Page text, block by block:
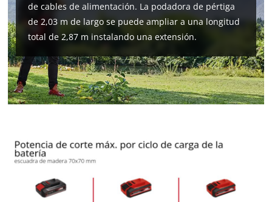
de cables de alimentación. La podadora de pértiga
de 2,03 m de largo se puede ampliar a una longitud
total de 2,87 m instalando una extensión.